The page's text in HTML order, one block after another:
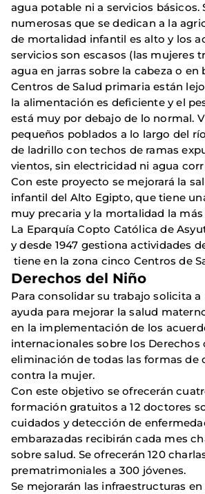
agua potable ni a servicios básicos.
numerosas que se dedican a la
de mortalidad infantil es alto y los
servicios son escasos (las mujeres
agua en jarras sobre la cabeza o en
Centros de Salud primaria están
la alimentación es deficiente y el
está muy por debajo de lo normal.
pequeños poblados a lo largo del
de ladrillo con techos de ramas
vientos, sin electricidad ni agua
Con este proyecto se mejorará la
infantil del Alto Egipto, que tiene
muy precaria y la mortalidad la más
La Eparquía Copto Católica de
y desde 1947 gestiona actividades
tiene en la zona cinco Centros de
Derechos del Niño
Para consolidar su trabajo solicita a
ayuda para mejorar la salud
en la implementación de los
internacionales sobre los Derechos
eliminación de todas las formas de
contra la mujer.
Con este objetivo se ofrecerán
formación gratuitos a 12 doctores
cuidados y detección de
embarazadas recibirán cada mes
sobre salud. Se ofrecerán 120
prematrimoniales a 300 jóvenes.
Se mejorarán las infraestructuras